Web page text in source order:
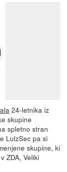
24-letnika iz
skupine
spletno stran
LulzSec pa si
skupine, ki
ZDA, Veliki